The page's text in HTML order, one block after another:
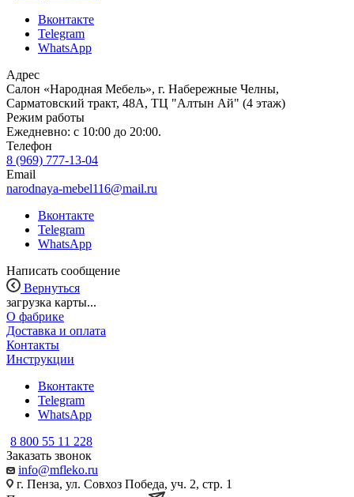
Вконтакте
Telegram
WhatsApp
Адрес
Салон «Народная Мебель», г. Набережные Челны,
Сарматовский тракт, 48А, ТЦ "Алтын Ай" (4 этаж)
Режим работы
Ежедневно: с 10:00 до 20:00.
Телефон
8 (969) 777-13-04
Email
narodnaya-mebel116@mail.ru
Вконтакте
Telegram
WhatsApp
Написать сообщение
Вернуться
загрузка карты...
О фабрике
Доставка и оплата
Контакты
Инструкции
Вконтакте
Telegram
WhatsApp
8 800 55 11 228
Заказать звонок
info@mfleko.ru
г. Пенза, ул. Совхоз Победа, уч. 2, стр. 1